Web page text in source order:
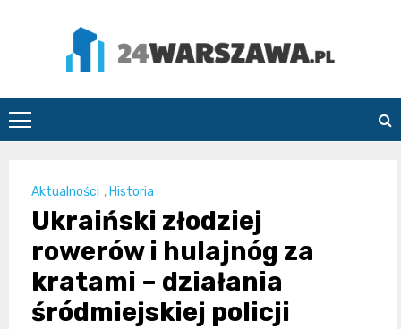
24Warszawa.pl
Aktualności , Historia
Ukraiński złodziej
rowerów i hulajnóg za
kratami – działania
śródmiejskiej policji